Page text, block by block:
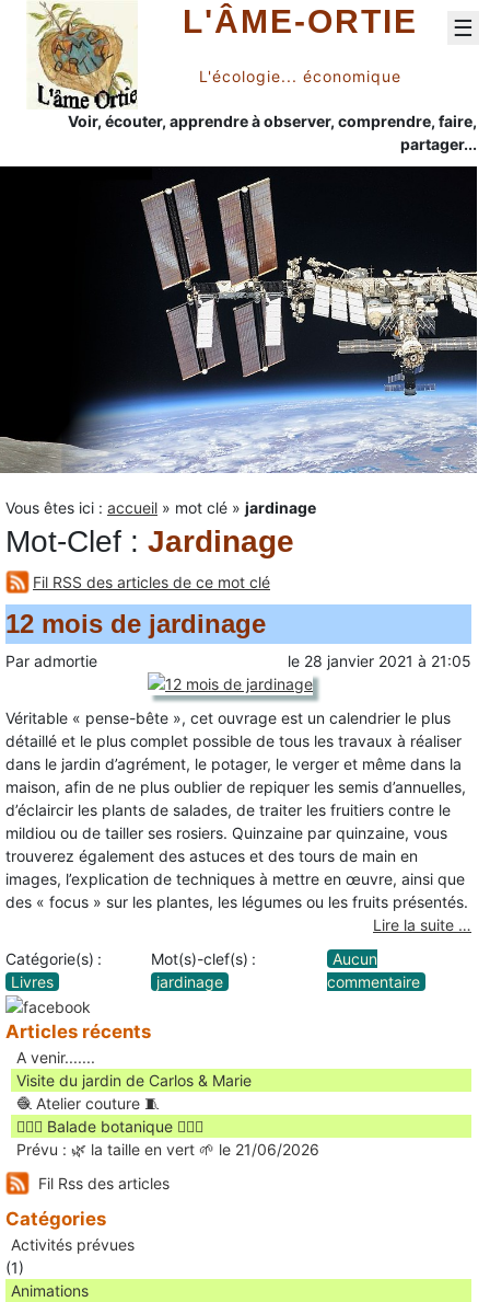
L'ÂME-ORTIE
L'écologie... économique
Voir, écouter, apprendre à observer, comprendre, faire,
partager...
☰
Vous êtes ici : accueil » mot clé » jardinage
Mot-Clef : Jardinage
Fil RSS des articles de ce mot clé
12 mois de jardinage
Par admortie le 28 janvier 2021 à 21:05
Véritable « pense-bête », cet ouvrage est un calendrier le plus
détaillé et le plus complet possible de tous les travaux à réaliser
dans le jardin d’agrément, le potager, le verger et même dans la
maison, afin de ne plus oublier de repiquer les semis d’annuelles,
d’éclaircir les plants de salades, de traiter les fruitiers contre le
mildiou ou de tailler ses rosiers. Quinzaine par quinzaine, vous
trouverez également des astuces et des tours de main en
images, l’explication de techniques à mettre en œuvre, ainsi que
des « focus » sur les plantes, les légumes ou les fruits présentés.
Lire la suite …
Catégorie(s) :
Livres
Mot(s)-clef(s) :
jardinage
Aucun
commentaire
Articles récents
A venir.......
Visite du jardin de Carlos & Marie
🧶 Atelier couture 🧵
🚶🏻‍♀️ Balade botanique 🚶🏻‍♂️
Prévu : 🌿 la taille en vert 🌱 le 21/06/2026
Fil Rss des articles
Catégories
Activités prévues
(1)
Animations